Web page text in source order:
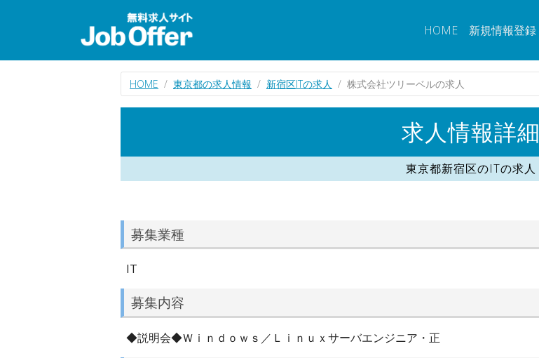
HOME 新規情報登録
HOME 東京都の求人情報 新宿区ITの求人 株式会社ツリーベルの求人
求人情報詳細
東京都新宿区のITの求人
募集業種
IT
募集内容
◆説明会◆Ｗｉｎｄｏｗｓ／Ｌｉｎｕｘサーバエンジニア・正